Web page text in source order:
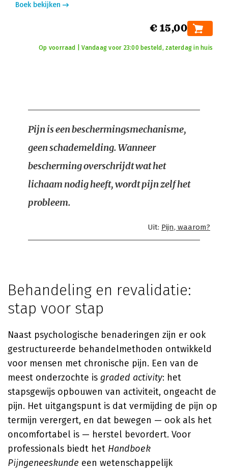
Boek bekijken
€ 15,00
Op voorraad | Vandaag voor 23:00 besteld, zaterdag in huis
Pijn is een beschermingsmechanisme,
geen schademelding. Wanneer
bescherming overschrijdt wat het
lichaam nodig heeft, wordt pijn zelf het
probleem.
Uit: Pijn, waarom?
Behandeling en revalidatie:
stap voor stap
Naast psychologische benaderingen zijn er ook
gestructureerde behandelmethoden ontwikkeld
voor mensen met chronische pijn. Een van de
meest onderzochte is graded activity: het
stapsgewijs opbouwen van activiteit, ongeacht de
pijn. Het uitgangspunt is dat vermijding de pijn op
termijn verergert, en dat bewegen — ook als het
oncomfortabel is — herstel bevordert. Voor
professionals biedt het Handboek
Pijngeneeskunde een wetenschappelijk